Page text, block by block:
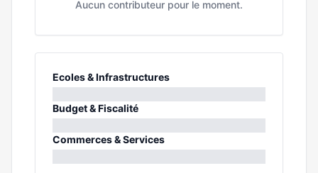
Aucun contributeur pour le moment.
Ecoles & Infrastructures
0%
Budget & Fiscalité
0%
Commerces & Services